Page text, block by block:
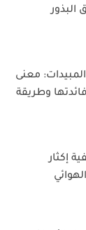
معنى
وطريقة